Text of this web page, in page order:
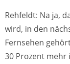
Rehfeldt: Na ja,
wird, in den
Fernsehen
30 Prozent mehr